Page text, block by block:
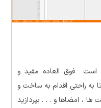
است فوق العاده مفید و
به راحتی اقدام به ساخت و
، امضاها و . . . بپردازید